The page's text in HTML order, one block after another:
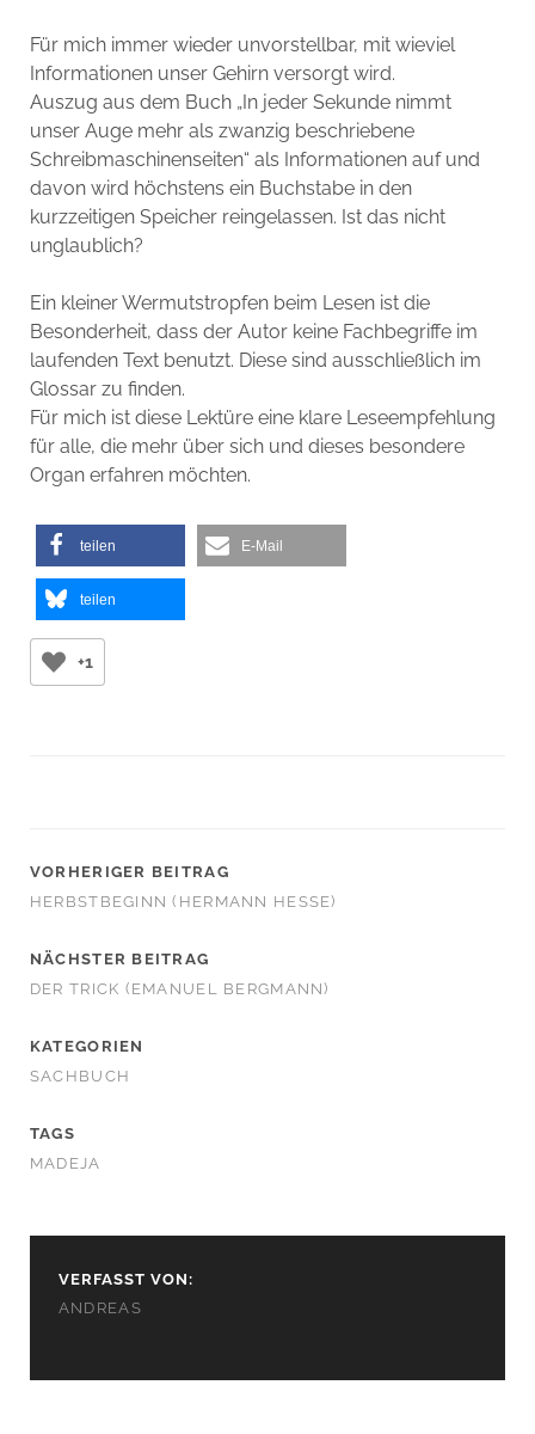
Für mich immer wieder unvorstellbar, mit wieviel
Informationen unser Gehirn versorgt wird.
Auszug aus dem Buch „In jeder Sekunde nimmt
unser Auge mehr als zwanzig beschriebene
Schreibmaschinenseiten“ als Informationen auf und
davon wird höchstens ein Buchstabe in den
kurzzeitigen Speicher reingelassen. Ist das nicht
unglaublich?
Ein kleiner Wermutstropfen beim Lesen ist die
Besonderheit, dass der Autor keine Fachbegriffe im
laufenden Text benutzt. Diese sind ausschließlich im
Glossar zu finden.
Für mich ist diese Lektüre eine klare Leseempfehlung
für alle, die mehr über sich und dieses besondere
Organ erfahren möchten.
teilen E-Mail
teilen
+1
VORHERIGER BEITRAG
HERBSTBEGINN (HERMANN HESSE)
NÄCHSTER BEITRAG
DER TRICK (EMANUEL BERGMANN)
KATEGORIEN
SACHBUCH
TAGS
MADEJA
VERFASST VON:
ANDREAS